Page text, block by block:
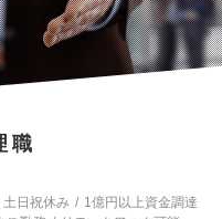
職
土日祝休み
1億円以上資金調達